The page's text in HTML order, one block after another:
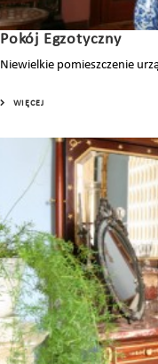
Pokój Egzotyczny
Niewielkie pomieszczenie
WIĘCEJ